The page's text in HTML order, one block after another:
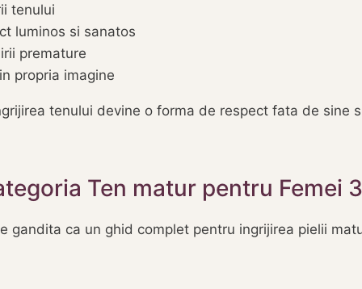
tenului
luminos si sanatos
premature
propria imagine
tenului devine o forma de respect fata de sine
Ten matur pentru Femei
gandita ca un ghid complet pentru ingrijirea pielii